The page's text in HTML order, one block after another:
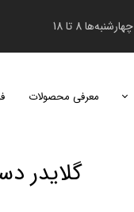
8 تا 18
معرفی محصولات
​گلایدر